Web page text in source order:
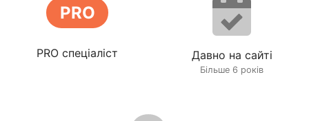
PRO
PRO спеціаліст Давно на сайті
Більше 6 років